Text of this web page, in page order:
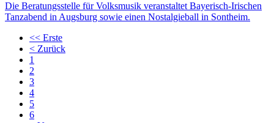
Die Beratungsstelle für Volksmusik veranstaltet Bayerisch-Irischen
Tanzabend in Augsburg sowie einen Nostalgieball in Sontheim.
<< Erste
< Zurück
1
2
3
4
5
6